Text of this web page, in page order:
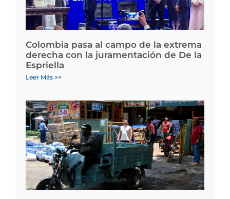
Colombia pasa al campo de la extrema
derecha con la juramentación de De la
Espriella
Leer Más >>